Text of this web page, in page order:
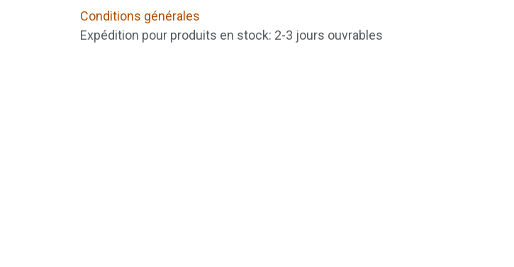
Conditions générales
Expédition pour produits en stock: 2-3 jours ouvrables